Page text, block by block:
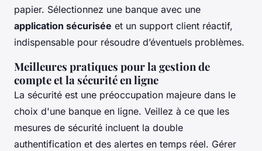
papier. Sélectionnez une banque avec une
application sécurisée et un support client réactif,
indispensable pour résoudre d’éventuels problèmes.
Meilleures pratiques pour la gestion de
compte et la sécurité en ligne
La sécurité est une préoccupation majeure dans le
choix d'une banque en ligne. Veillez à ce que les
mesures de sécurité incluent la double
authentification et des alertes en temps réel. Gérer